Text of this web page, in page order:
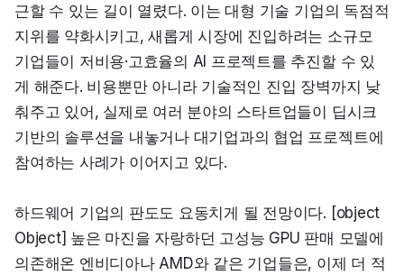
근할 수 있는 길이 열렸다. 이는 대형 기술 기업의 독점적
지위를 약화시키고, 새롭게 시장에 진입하려는 소규모
기업들이 저비용·고효율의 AI 프로젝트를 추진할 수 있
게 해준다. 비용뿐만 아니라 기술적인 진입 장벽까지 낮
춰주고 있어, 실제로 여러 분야의 스타트업들이 딥시크
기반의 솔루션을 내놓거나 대기업과의 협업 프로젝트에
참여하는 사례가 이어지고 있다.
하드웨어 기업의 판도도 요동치게 될 전망이다. [object
Object] 높은 마진을 자랑하던 고성능 GPU 판매 모델에
의존해온 엔비디아나 AMD와 같은 기업들은, 이제 더 적